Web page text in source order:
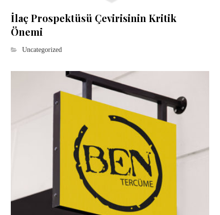
İlaç Prospektüsü Çevirisinin Kritik
Önemi
Uncategorized